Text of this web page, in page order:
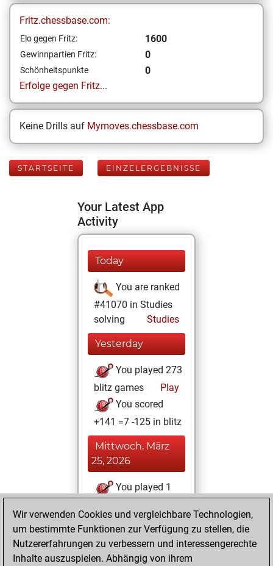
Fritz.chessbase.com:
Elo gegen Fritz: 1600
Gewinnpartien Fritz: 0
Schönheitspunkte
0
Erfolge gegen Fritz...
Keine Drills auf Mymoves.chessbase.com
STARTSEITE EINZELERGEBNISSE
Your Latest App
Activity
Today
You are ranked
#41070 in Studies
solving
Studies
Yesterday
You played 273
blitz games
Play
You scored
+141 =7 -125 in blitz
Mittwoch, März
25, 2026
You played 1
You scored +1
=0 -0 in bullet
Samstag, März 14,
Wir verwenden Cookies und vergleichbare Technologien,
um bestimmte Funktionen zur Verfügung zu stellen, die
Nutzererfahrungen zu verbessern und interessengerechte
Inhalte auszuspielen. Abhängig von ihrem